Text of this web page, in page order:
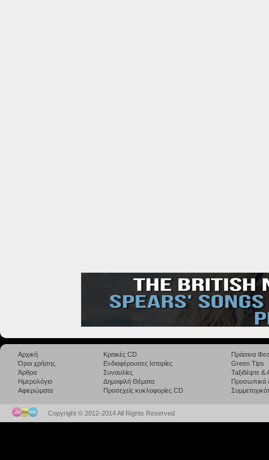
Αρχική
Όροι χρήσης
Άρθρα
Ημερολόγιο
Αφιερώματα
Κριτικές CD
Ενδιαφέρουσες Ιστορίες
Συναυλίες
Δημοφιλή Θέματα
Προσεχείς κυκλοφορίες CD
Πράσινα
Green Tips
Taξιδέψτε
Προσωπικά
Copyright © 2012-2014 All Rights Reserved